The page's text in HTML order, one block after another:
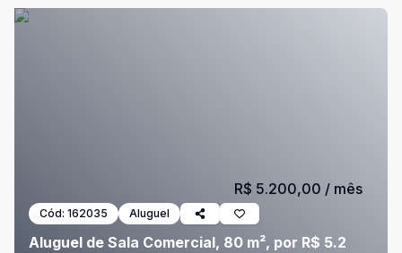
Cód: 162035 Aluguel
Aluguel de Sala Comercial, 80 m², por R$ 5.2
R$ 5.200,00 / mês